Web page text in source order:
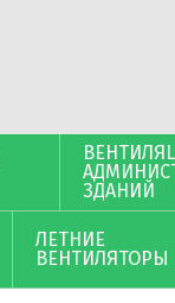
ЗДАНИЙ
ЛЕТНИЕ
ВЕНТИЛЯТОРЫ